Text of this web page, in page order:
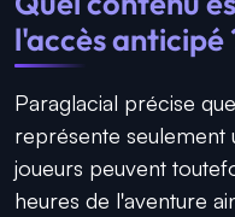
l'accès anticipé
Paraglacial précise
représente seulement
joueurs peuvent
heures de l'aventure